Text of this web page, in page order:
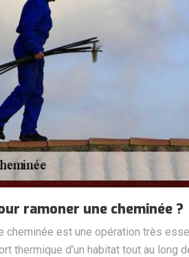
ramoner une cheminée ?
cheminée est une opération très
thermique d’un habitat tout au long